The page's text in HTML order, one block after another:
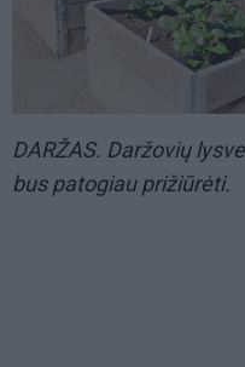
DARŽAS. Daržovių
bus patogiau prižiūrėti.